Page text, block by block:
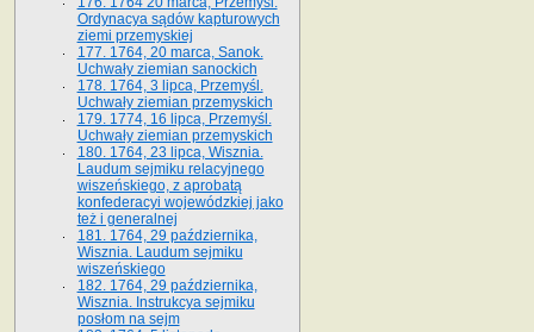
Ordynacya sądów kapturowych
ziemi przemyskiej
177. 1764, 20 marca, Sanok.
Uchwały ziemian sanockich
178. 1764, 3 lipca, Przemyśl.
Uchwały ziemian przemyskich
179. 1774, 16 lipca, Przemyśl.
Uchwały ziemian przemyskich
180. 1764, 23 lipca, Wisznia.
Laudum sejmiku relacyjnego
wiszeńskiego, z aprobatą
konfederacyi wojewódzkiej jako
też i generalnej
181. 1764, 29 października,
Wisznia. Laudum sejmiku
wiszeńskiego
182. 1764, 29 października,
Wisznia. Instrukcya sejmiku
posłom na sejm